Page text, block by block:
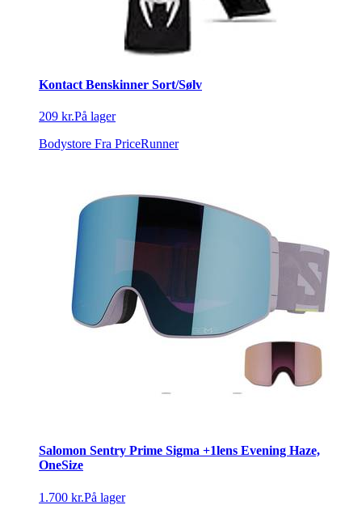
Kontact Benskinner Sort/Sølv
209 kr.På lager
Bodystore Fra PriceRunner
Salomon Sentry Prime Sigma +1lens Evening Haze,
OneSize
1.700 kr.På lager